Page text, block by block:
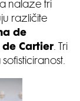
nalaze tri
različite
de
Cartier. Tri